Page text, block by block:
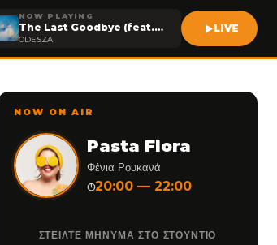
NOW PLAYING
The Last Goodbye (feat. Bettye LaVette)
ODESZA
LIVE
NOW ON AIR
Pasta Flora
Φένια Ρουκανά
◷20:00 — 22:00
ΣΤΕΙΛΤΕ ΜΗΝΥΜΑ ΣΤΟ ΣΤΟΥΝΤΙΟ